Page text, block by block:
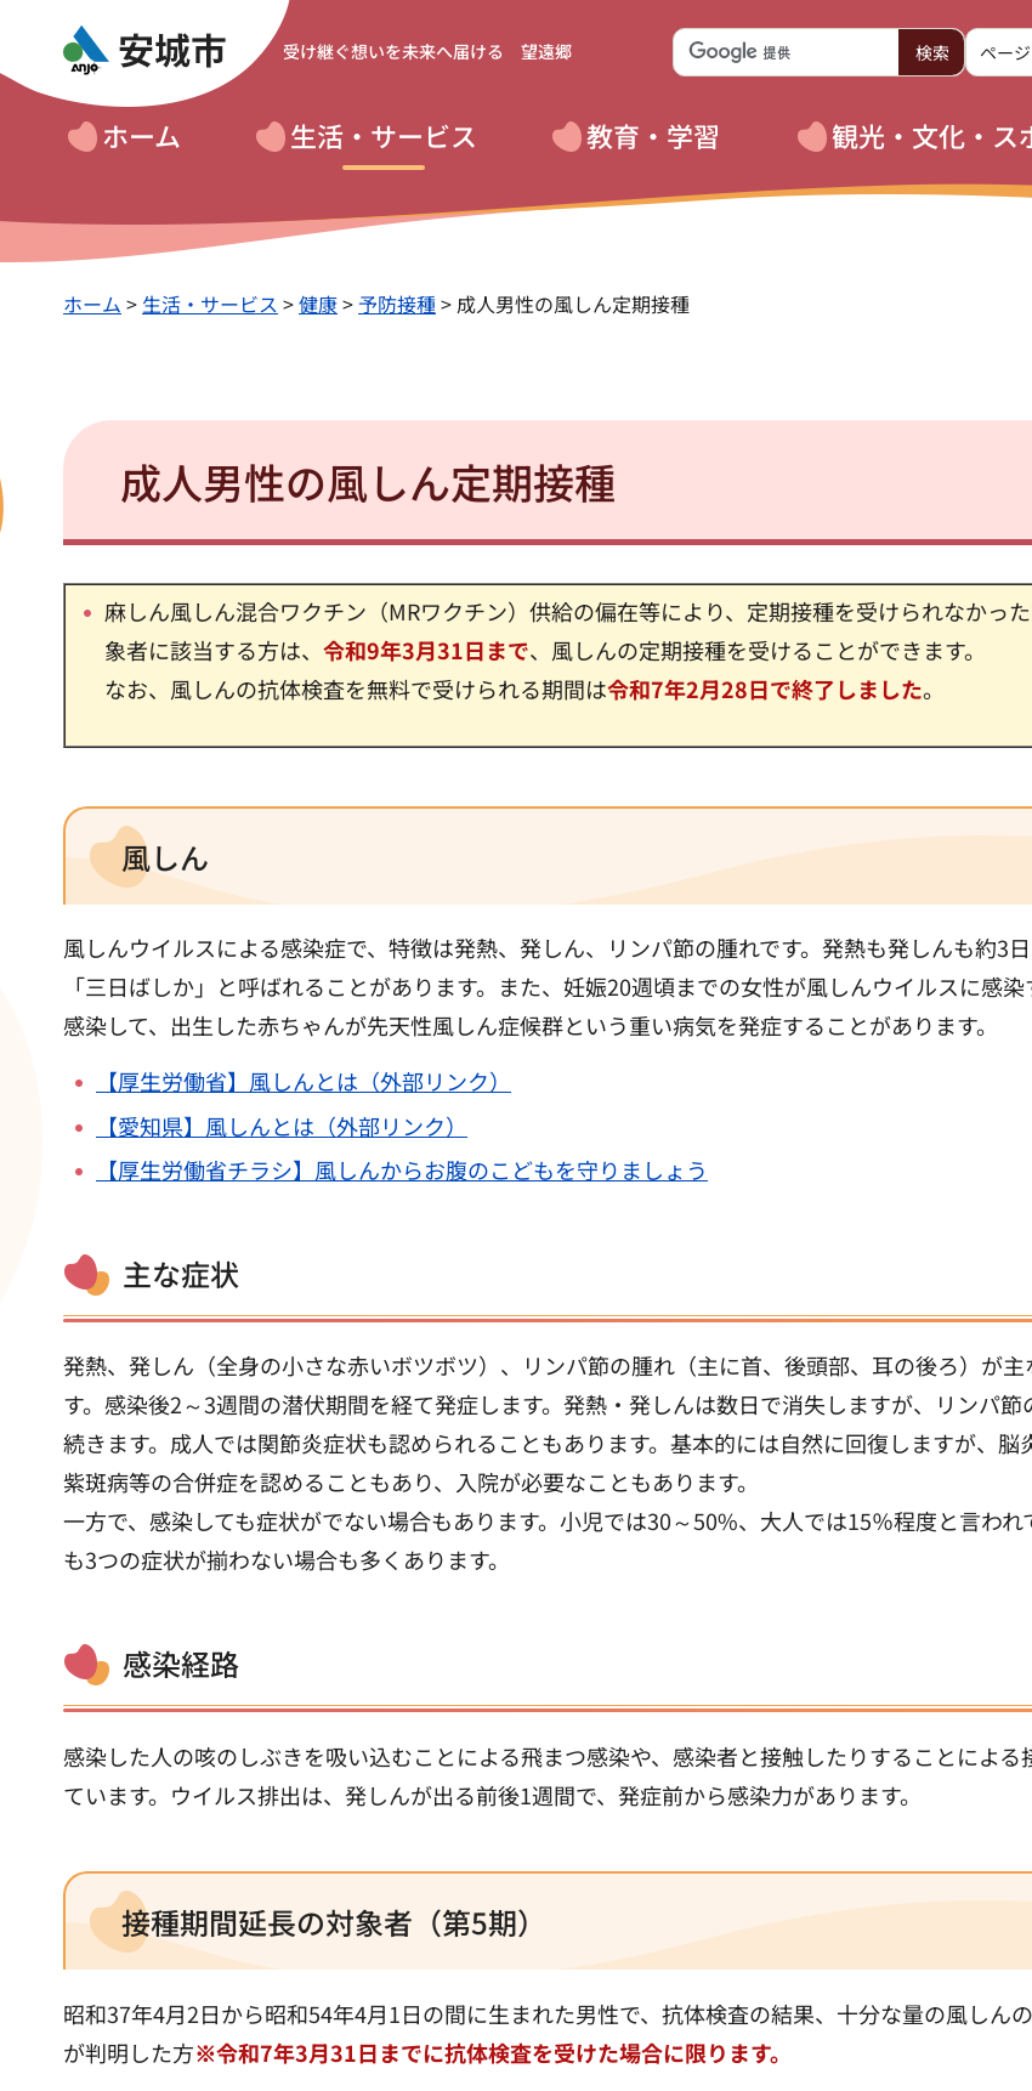
受け継ぐ想いを未来へ届ける 望遠郷
ホーム 生活・サービス 教育・学習 観光・文化・ス
ホーム > 生活・サービス >健康>予防接種 > 成人男性の風しん定期接種
成人男性の風しん定期接種
麻しん風しん混合ワクチン（MRワクチン）供給の偏在等により、定期接種を受けられなかっ
象者に該当する方は、 令和9年3月31日まで、風しんの定期接種を受けることができます。
なお、風しんの抗体検査を無料で受けられる期間は令和7年2月28日で終了しました。
風しん
風しんウイルスによる感染症で、特徴は発熱、発しん、リンパ節の腫れです。発熱も発しんも約3
「三日ばしか」と呼ばれることがあります。また、妊娠20週頃までの女性が風しんウイルスに感
感染して、出生した赤ちゃんが先天性風しん症候群という重い病気を発症することがあります。
【厚生労働省】風しんとは（外部リンク）
【愛知県】風しんとは（外部リンク）
【厚生労働省チラシ】風しんからお腹のこどもを守りましょう
主な症状
発熱、発しん（全身の小さな赤いボツボツ）、リンパ節の腫れ（主に首、後頭部、耳の後ろ）が
す。感染後2～3週間の潜伏期間を経て発症します。発熱・発しんは数日で消失しますが、リンパ節
続きます。成人では関節炎症状も認められることもあります。基本的には自然に回復しますが、脳
紫斑病等の合併症を認めることもあり、入院が必要なこともあります。
一方で、感染しても症状がでない場合もあります。小児では30～50%、大人では15％程度と言われ
も3つの症状が揃わない場合も多くあります。
感染経路
感染した人の咳のしぶきを吸い込むことによる飛まつ感染や、感染者と接触したりすることによる
ています。ウイルス排出は、発しんが出る前後1週間で、発症前から感染力があります。
接種期間延長の対象者（第5期）
昭和37年4月2日から昭和54年4月1日の間に生まれた男性で、抗体検査の結果、十分な量の風しん
が判明した方※令和7年3月31日までに抗体検査を受けた場合に限ります。